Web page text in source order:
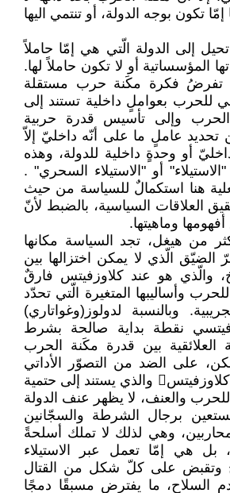
تكون بوجه الدولة، ‏أو تنتمي اليها
تحيل إلى الدولة الّتي هي إمّا ‏حاملاً
المؤسساتية أو لا ‏تكون حاملاً لها.
تفرضُ فكرة ‏مكَنة حرب مستقلة
للحرب ‏بعواملٍ داخلية تستند إلى
‏وإلى تأسيس قدرة حربية
‏تحديد عاملٍ ما على أنّه داخليّ إلاّ
أو وحدةٍ داخلية للدولة، وهذه
أو "الاستيلاء ‏السحري"‏ ‏.
هنا ‏استكمالٌ للسياسة من حيث
العلاقات السياسية، بالضبط لأنّ
وماهيتها.
من هيغل، تجد السياسة ‏مكانها
الضيّق الّذي لا يمكن ‏اختزالها بين
والّذي هو عند ‏كلاوزفيتس فارقٌ
‏وأساليبها المتغيرة الّتي تحدّد
وبالنسبة لدولوز(وغواتاري)
نقطة بداية صالحة بشرط
العلائقية بين قدرة مكَنة الحرب
على الضد من التصوّر ‏الأداتي
للحرب كم ظهر عند كلاوزفيتس‏ والذي ‏يستند إلى حتمية
للحرب ‏والعنف، لا يظهر عنف الدولة
برجال الشرطة والسجّانين
وهي لذلك لا تملك أسلحةً
بل هي إمّا تعمل عبر ‏الاستيلاء
وتقبض على كلّ ‏شكل من القتال
السلاح، ‏ما يفترض مسبقًا دمجًا